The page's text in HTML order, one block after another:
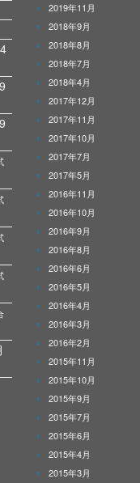
2019年11月
2018年9月
2018年8月
2018年7月
2018年4月
2017年12月
2017年11月
2017年10月
2017年7月
2017年5月
2016年11月
2016年10月
2016年9月
2016年8月
2016年6月
2016年5月
2016年4月
2016年3月
2016年2月
2015年11月
2015年10月
2015年9月
2015年7月
2015年6月
2015年4月
2015年3月